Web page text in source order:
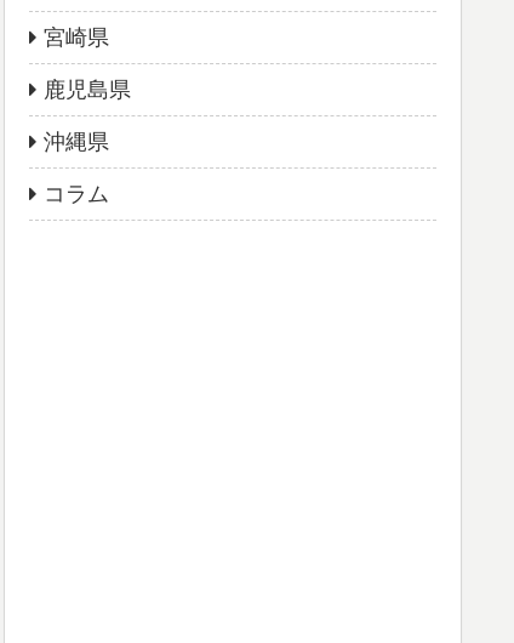
宮崎県
鹿児島県
沖縄県
コラム